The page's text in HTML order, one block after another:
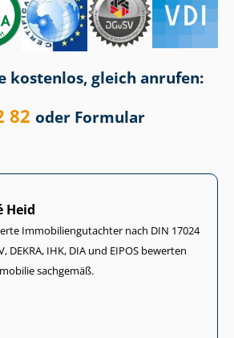
kostenlos, gleich anrufen:
82 oder Formular
Heid
Im­mo­bi­li­en­gut­ach­ter nach DIN 17024
DEKRA, IHK, DIA und EIPOS bewerten
sachgemäß.